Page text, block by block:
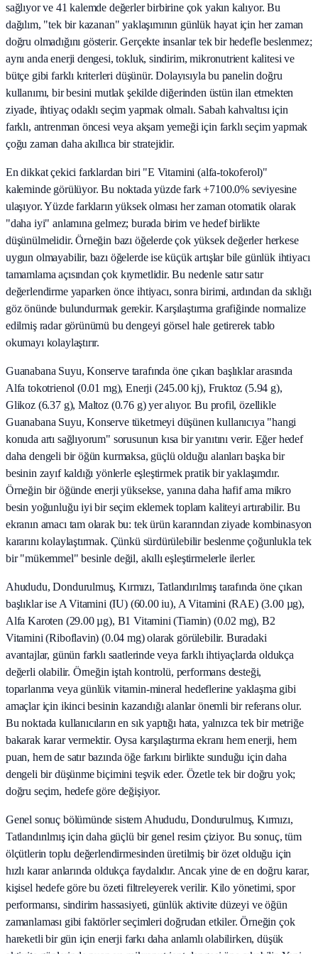
sağlıyor ve 41 kalemde değerler birbirine çok yakın kalıyor. Bu
dağılım, "tek bir kazanan" yaklaşımının günlük hayat için her zaman
doğru olmadığını gösterir. Gerçekte insanlar tek bir hedefle beslenmez;
aynı anda enerji dengesi, tokluk, sindirim, mikronutrient kalitesi ve
bütçe gibi farklı kriterleri düşünür. Dolayısıyla bu panelin doğru
kullanımı, bir besini mutlak şekilde diğerinden üstün ilan etmekten
ziyade, ihtiyaç odaklı seçim yapmak olmalı. Sabah kahvaltısı için
farklı, antrenman öncesi veya akşam yemeği için farklı seçim yapmak
çoğu zaman daha akıllıca bir stratejidir.
En dikkat çekici farklardan biri "E Vitamini (alfa-tokoferol)"
kaleminde görülüyor. Bu noktada yüzde fark +7100.0% seviyesine
ulaşıyor. Yüzde farkların yüksek olması her zaman otomatik olarak
"daha iyi" anlamına gelmez; burada birim ve hedef birlikte
düşünülmelidir. Örneğin bazı öğelerde çok yüksek değerler herkese
uygun olmayabilir, bazı öğelerde ise küçük artışlar bile günlük ihtiyacı
tamamlama açısından çok kıymetlidir. Bu nedenle satır satır
değerlendirme yaparken önce ihtiyacı, sonra birimi, ardından da sıklığı
göz önünde bulundurmak gerekir. Karşılaştırma grafiğinde normalize
edilmiş radar görünümü bu dengeyi görsel hale getirerek tablo
okumayı kolaylaştırır.
Guanabana Suyu, Konserve tarafında öne çıkan başlıklar arasında
Alfa tokotrienol (0.01 mg), Enerji (245.00 kj), Fruktoz (5.94 g),
Glikoz (6.37 g), Maltoz (0.76 g) yer alıyor. Bu profil, özellikle
Guanabana Suyu, Konserve tüketmeyi düşünen kullanıcıya "hangi
konuda artı sağlıyorum" sorusunun kısa bir yanıtını verir. Eğer hedef
daha dengeli bir öğün kurmaksa, güçlü olduğu alanları başka bir
besinin zayıf kaldığı yönlerle eşleştirmek pratik bir yaklaşımdır.
Örneğin bir öğünde enerji yüksekse, yanına daha hafif ama mikro
besin yoğunluğu iyi bir seçim eklemek toplam kaliteyi artırabilir. Bu
ekranın amacı tam olarak bu: tek ürün kararından ziyade kombinasyon
kararını kolaylaştırmak. Çünkü sürdürülebilir beslenme çoğunlukla tek
bir "mükemmel" besinle değil, akıllı eşleştirmelerle ilerler.
Ahududu, Dondurulmuş, Kırmızı, Tatlandırılmış tarafında öne çıkan
başlıklar ise A Vitamini (IU) (60.00 iu), A Vitamini (RAE) (3.00 µg),
Alfa Karoten (29.00 µg), B1 Vitamini (Tiamin) (0.02 mg), B2
Vitamini (Riboflavin) (0.04 mg) olarak görülebilir. Buradaki
avantajlar, günün farklı saatlerinde veya farklı ihtiyaçlarda oldukça
değerli olabilir. Örneğin iştah kontrolü, performans desteği,
toparlanma veya günlük vitamin-mineral hedeflerine yaklaşma gibi
amaçlar için ikinci besinin kazandığı alanlar önemli bir referans olur.
Bu noktada kullanıcıların en sık yaptığı hata, yalnızca tek bir metriğe
bakarak karar vermektir. Oysa karşılaştırma ekranı hem enerji, hem
puan, hem de satır bazında öğe farkını birlikte sunduğu için daha
dengeli bir düşünme biçimini teşvik eder. Özetle tek bir doğru yok;
doğru seçim, hedefe göre değişiyor.
Genel sonuç bölümünde sistem Ahududu, Dondurulmuş, Kırmızı,
Tatlandırılmış için daha güçlü bir genel resim çiziyor. Bu sonuç, tüm
ölçütlerin toplu değerlendirmesinden üretilmiş bir özet olduğu için
hızlı karar anlarında oldukça faydalıdır. Ancak yine de en doğru karar,
kişisel hedefe göre bu özeti filtreleyerek verilir. Kilo yönetimi, spor
performansı, sindirim hassasiyeti, günlük aktivite düzeyi ve öğün
zamanlaması gibi faktörler seçimleri doğrudan etkiler. Örneğin çok
hareketli bir gün için enerji farkı daha anlamlı olabilirken, düşük